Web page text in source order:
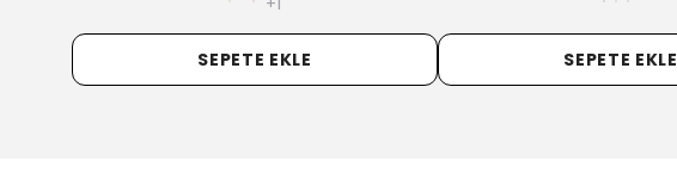
SEPETE EKLE SEPETE EKLE